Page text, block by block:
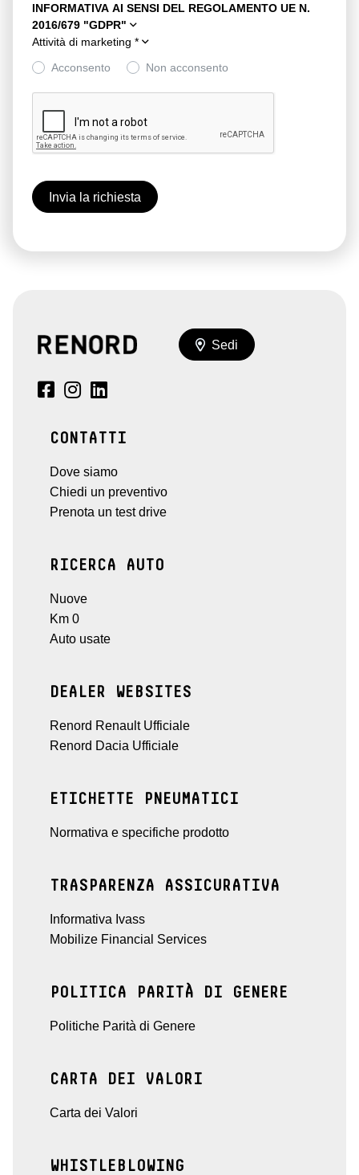
INFORMATIVA AI SENSI DEL REGOLAMENTO UE N.
2016/679 "GDPR"
Attività di marketing *
Acconsento Non acconsento
Sedi
CONTATTI
Dove siamo
Chiedi un preventivo
Prenota un test drive
RICERCA AUTO
Nuove
Km 0
Auto usate
DEALER WEBSITES
Renord Renault Ufficiale
Renord Dacia Ufficiale
ETICHETTE PNEUMATICI
Normativa e specifiche prodotto
TRASPARENZA ASSICURATIVA
Informativa Ivass
Mobilize Financial Services
POLITICA PARITÀ DI GENERE
Politiche Parità di Genere
CARTA DEI VALORI
Carta dei Valori
WHISTLEBLOWING